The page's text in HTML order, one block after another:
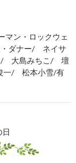
ン・ロックウェ
ダナー/ ネイサ
/ 大島みちこ/ 壇
/ 松本小雪/有